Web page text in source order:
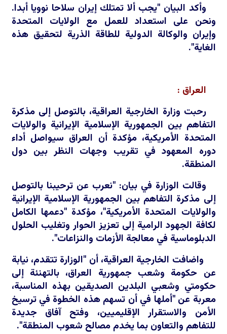
وأكد البيان "يجب ألا تمتلك إيران سلاحا نوويا أبدا.
ونحن على استعداد للعمل مع الولايات المتحدة
وإيران والوكالة الدولية للطاقة الذرية لتحقيق هذه
الغاية".
العراق :
رحبت وزارة الخارجية العراقية، بالتوصل إلى مذكرة
التفاهم بين الجمهورية الإسلامية الإيرانية والولايات
المتحدة الأمريكية، مؤكدة أن العراق سيواصل أداء
دوره المعهود في تقريب وجهات النظر بين دول
المنطقة.
وقالت الوزارة في بيان: "نعرب عن ترحيبنا بالتوصل
إلى مذكرة التفاهم بين الجمهورية الإسلامية الإيرانية
والولايات المتحدة الأمريكية"، مؤكدة "دعمها الكامل
لكافة الجهود الرامية إلى تعزيز الحوار وتغليب الحلول
الدبلوماسية في معالجة الأزمات والنزاعات".
واضافت الخارجية العراقية، أن "الوزارة تتقدم، نيابة
عن حكومة وشعب جمهورية العراق، بالتهنئة إلى
حكومتي وشعبي البلدين الصديقين بهذه المناسبة،
معربة عن "أملها في أن تسهم هذه الخطوة في ترسيخ
الأمن والاستقرار الإقليميين، وفتح آفاق جديدة
للتفاهم والتعاون بما يخدم مصالح شعوب المنطقة".